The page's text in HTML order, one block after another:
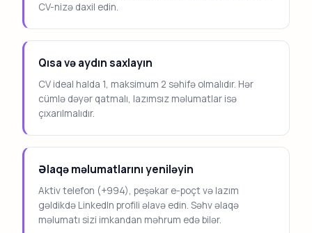
CV-nizə daxil edin.
Qısa və aydın saxlayın
CV ideal halda 1, maksimum 2 səhifə olmalıdır. Hər
cümlə dəyər qatmalı, lazımsız məlumatlar isə
çıxarılmalıdır.
Əlaqə məlumatlarını yeniləyin
Aktiv telefon (+994), peşəkar e-poçt və lazım
gəldikdə LinkedIn profili əlavə edin. Səhv əlaqə
məlumatı sizi imkandan məhrum edə bilər.